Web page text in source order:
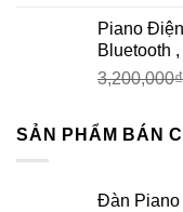
Piano
Bluetooth
3,200,000₫
SẢN PHẨM BÁN
Đàn Piano